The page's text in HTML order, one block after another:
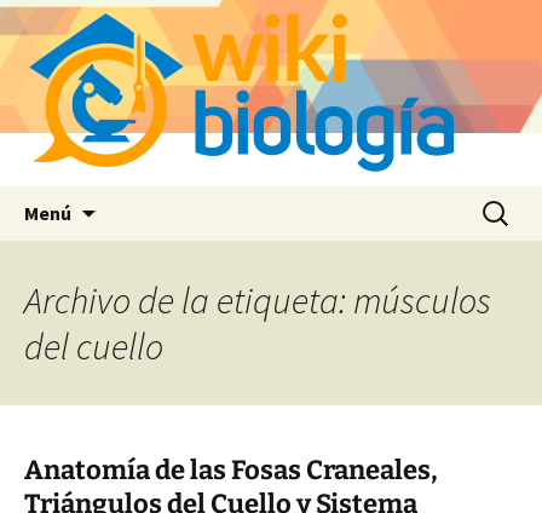
Menú Buscar:
Archivo de la etiqueta: músculos
del cuello
Anatomía de las Fosas Craneales,
Triángulos del Cuello y Sistema